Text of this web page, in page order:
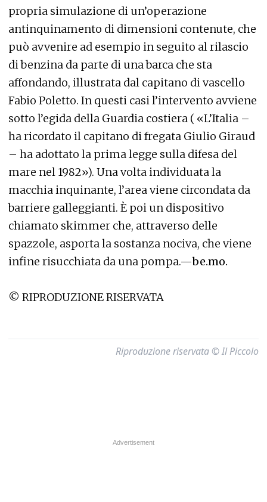
propria simulazione di un’operazione
antinquinamento di dimensioni contenute, che
può avvenire ad esempio in seguito al rilascio
di benzina da parte di una barca che sta
affondando, illustrata dal capitano di vascello
Fabio Poletto. In questi casi l’intervento avviene
sotto l’egida della Guardia costiera ( «L’Italia –
ha ricordato il capitano di fregata Giulio Giraud
– ha adottato la prima legge sulla difesa del
mare nel 1982»). Una volta individuata la
macchia inquinante, l’area viene circondata da
barriere galleggianti. È poi un dispositivo
chiamato skimmer che, attraverso delle
spazzole, asporta la sostanza nociva, che viene
infine risucchiata da una pompa.—be.mo.
© RIPRODUZIONE RISERVATA
Riproduzione riservata © Il Piccolo